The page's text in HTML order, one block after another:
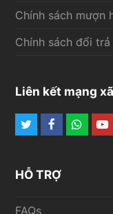
Chính sách mượn
Chính sách đổi trả
Liên kết mạng
TwitterFacebook
HỖ TRỢ
FAQs